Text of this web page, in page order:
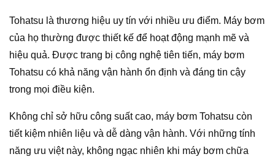
Tohatsu là thương hiệu uy tín với nhiều ưu điểm. Máy bơm
của họ thường được thiết kế để hoạt động mạnh mẽ và
hiệu quả. Được trang bị công nghệ tiên tiến, máy bơm
Tohatsu có khả năng vận hành ổn định và đáng tin cậy
trong mọi điều kiện.
Không chỉ sở hữu công suất cao, máy bơm Tohatsu còn
tiết kiệm nhiên liệu và dễ dàng vận hành. Với những tính
năng ưu việt này, không ngạc nhiên khi máy bơm chữa